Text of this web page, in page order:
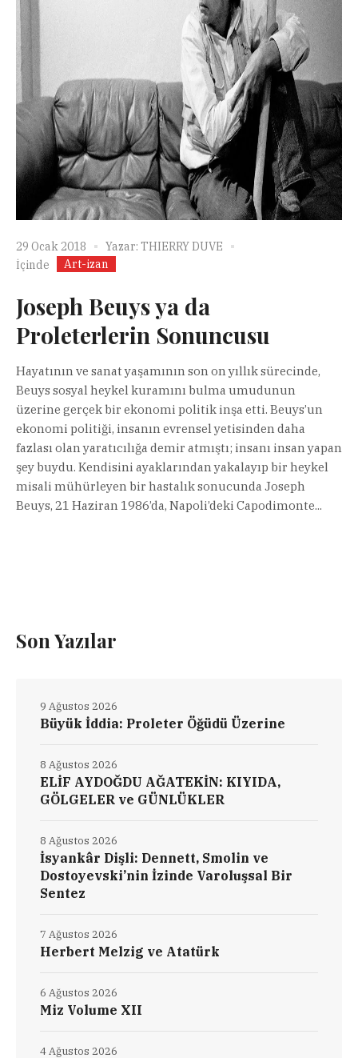
29 Ocak 2018 Yazar: THIERRY DUVE
İçinde
Art-izan
Joseph Beuys ya da
Proleterlerin Sonuncusu
Hayatının ve sanat yaşamının son on yıllık sürecinde,
Beuys sosyal heykel kuramını bulma umudunun
üzerine gerçek bir ekonomi politik inşa etti. Beuys’un
ekonomi politiği, insanın evrensel yetisinden daha
fazlası olan yaratıcılığa demir atmıştı; insanı insan yapan
şey buydu. Kendisini ayaklarından yakalayıp bir heykel
misali mühürleyen bir hastalık sonucunda Joseph
Beuys, 21 Haziran 1986’da, Napoli’deki Capodimonte...
Son Yazılar
Büyük İddia: Proleter Öğüdü Üzerine
9 Ağustos 2026
ELİF AYDOĞDU AĞATEKİN: KIYIDA,
GÖLGELER ve GÜNLÜKLER
8 Ağustos 2026
İsyankâr Dişli: Dennett, Smolin ve
Dostoyevski’nin İzinde Varoluşsal Bir
Sentez
8 Ağustos 2026
Herbert Melzig ve Atatürk
7 Ağustos 2026
Miz Volume XII
6 Ağustos 2026
4 Ağustos 2026